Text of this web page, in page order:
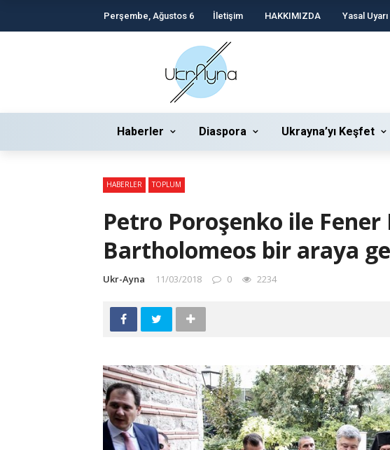
Perşembe, Ağustos 6 İletişim HAKKIMIZDA Yasal Uyarı
Haberler Diaspora Ukrayna’yı Keşfet
HABERLER TOPLUM
Petro Poroşenko ile
Bartholomeos bir araya
Ukr-Ayna 11/03/2018 0 2234